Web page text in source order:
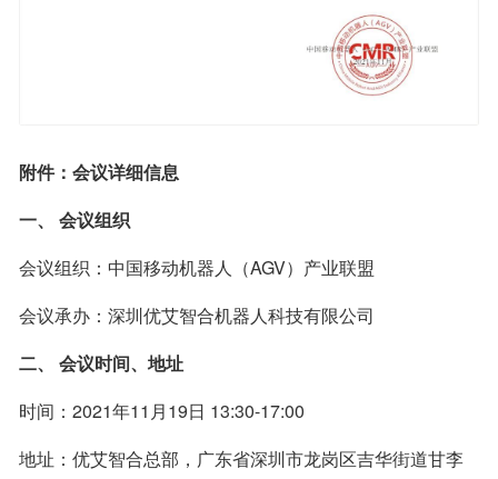
附件：会议详细信息
一、 会议组织
会议组织：中国移动机器人（AGV）产业联盟
会议承办：深圳优艾智合机器人科技有限公司
二、 会议时间、地址
时间：2021年11月19日 13:30-17:00
地址：优艾智合总部，广东省深圳市龙岗区吉华街道甘李